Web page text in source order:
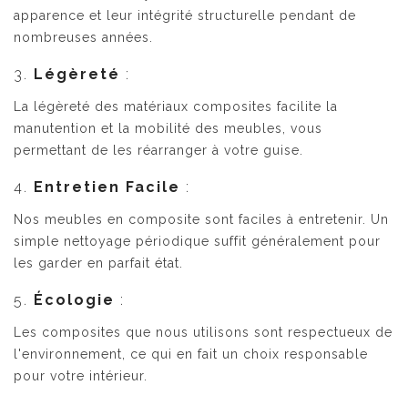
apparence et leur intégrité structurelle pendant de
nombreuses années.
3. Légèreté :
La légèreté des matériaux composites facilite la
manutention et la mobilité des meubles, vous
permettant de les réarranger à votre guise.
4. Entretien Facile :
Nos meubles en composite sont faciles à entretenir. Un
simple nettoyage périodique suffit généralement pour
les garder en parfait état.
5. Écologie :
Les composites que nous utilisons sont respectueux de
l'environnement, ce qui en fait un choix responsable
pour votre intérieur.